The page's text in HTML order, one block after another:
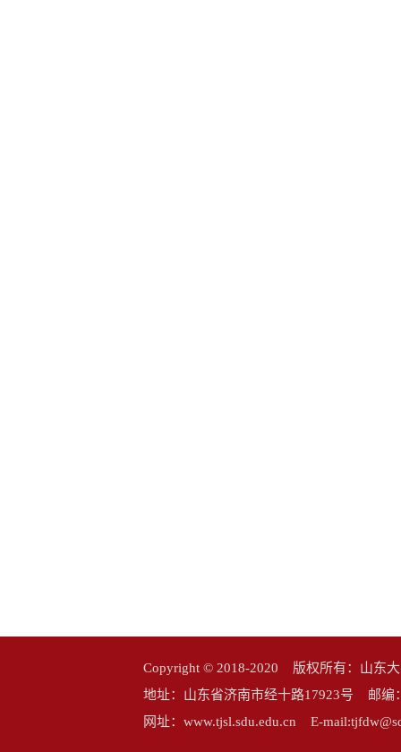
Copyright © 2018-2020 版权所有：山东
地址：山东省济南市经十路17923号 邮
网址：www.tjsl.sdu.edu.cn E-